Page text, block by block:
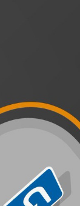
عند
الدو
س
ط